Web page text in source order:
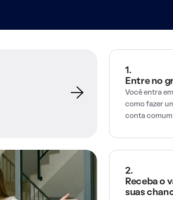
1.
Entre no
Você entra
como fazer
conta comum
2.
Receba o
suas